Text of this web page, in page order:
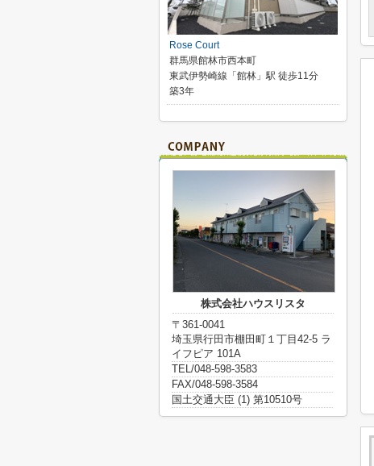
Rose Court
群馬県館林市西本町
東武伊勢崎線「館林」駅 徒歩11分
築3年
株式会社ハウスリスタ
〒361-0041
埼玉県行田市棚田町１丁目42-5 ラ
イフピア 101A
TEL/048-598-3583
FAX/048-598-3584
国土交通大臣 (1) 第10510号